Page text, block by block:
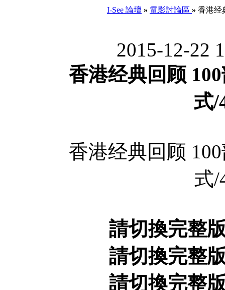
I-See 論壇 » 電影討論區 » 香港经
2015-12-22
香港经典回顾
式/
香港经典回顾
式/
請切換完整
請切換完整
請切換完整